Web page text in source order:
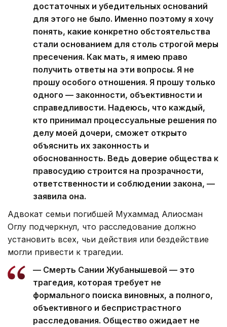
достаточных и убедительных оснований
для этого не было. Именно поэтому я хочу
понять, какие конкретно обстоятельства
стали основанием для столь строгой меры
пресечения. Как мать, я имею право
получить ответы на эти вопросы. Я не
прошу особого отношения. Я прошу только
одного — законности, объективности и
справедливости. Надеюсь, что каждый,
кто принимал процессуальные решения по
делу моей дочери, сможет открыто
объяснить их законность и
обоснованность. Ведь доверие общества к
правосудию строится на прозрачности,
ответственности и соблюдении закона, —
заявила она.
Адвокат семьи погибшей Мухаммад Алиосман
Оглу подчеркнул, что расследование должно
установить всех, чьи действия или бездействие
могли привести к трагедии.
— Смерть Сании Жубанышевой — это
трагедия, которая требует не
формального поиска виновных, а полного,
объективного и беспристрастного
расследования. Общество ожидает не